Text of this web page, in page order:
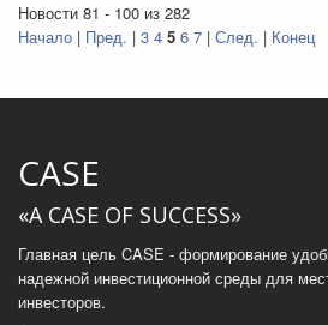
Новости 81 - 100 из 282
Начало | Пред. | 3 4 5 6 7 | След. | Конец
CASE
«A CASE OF SUCCESS»
Главная цель CASE - формирование
надежной инвестиционной среды для
инвесторов.